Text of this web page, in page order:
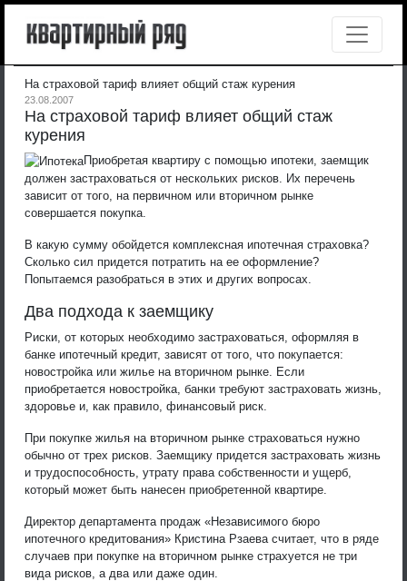
На страховой тариф влияет общий стаж курения
23.08.2007
На страховой тариф влияет общий стаж
курения
Приобретая квартиру с помощью ипотеки, заемщик
должен застраховаться от нескольких рисков. Их перечень
зависит от того, на первичном или вторичном рынке
совершается покупка.
В какую сумму обойдется комплексная ипотечная страховка?
Сколько сил придется потратить на ее оформление?
Попытаемся разобраться в этих и других вопросах.
Два подхода к заемщику
Риски, от которых необходимо застраховаться, оформляя в
банке ипотечный кредит, зависят от того, что покупается:
новостройка или жилье на вторичном рынке. Если
приобретается новостройка, банки требуют застраховать жизнь,
здоровье и, как правило, финансовый риск.
При покупке жилья на вторичном рынке страховаться нужно
обычно от трех рисков. Заемщику придется застраховать жизнь
и трудоспособность, утрату права собственности и ущерб,
который может быть нанесен приобретенной квартире.
Директор департамента продаж «Независимого бюро
ипотечного кредитования» Кристина Рзаева считает, что в ряде
случаев при покупке на вторичном рынке страхуется не три
вида рисков, а два или даже один.